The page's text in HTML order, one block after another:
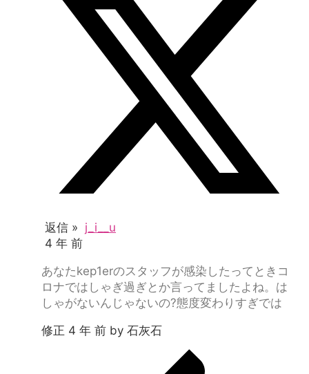
返信 » j_i__u
4 年 前
あなたkep1erのスタッフが感染したってときコ
ロナではしゃぎ過ぎとか言ってましたよね。は
しゃがないんじゃないの?態度変わりすぎでは
修正 4 年 前 by 石灰石